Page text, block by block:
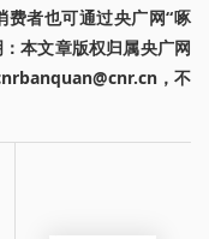
者也可通过央广网“啄
本文章版权归属央广网
，不